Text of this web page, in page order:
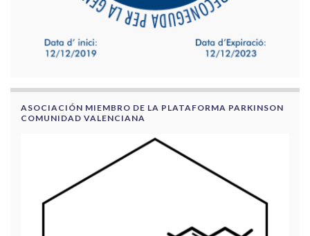
ASOCIACIÓN MIEMBRO DE LA PLATAFORMA PARKINSON
COMUNIDAD VALENCIANA